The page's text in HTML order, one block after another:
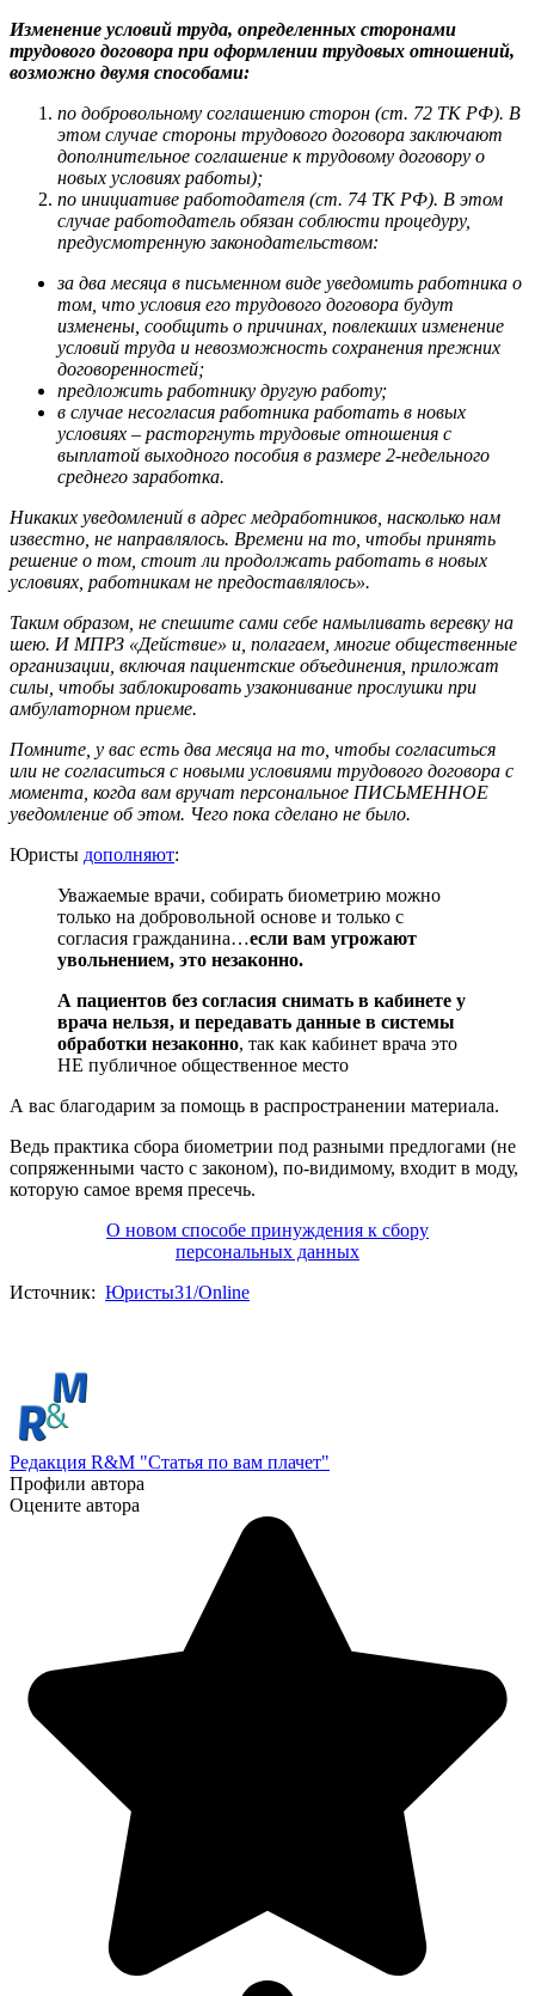
Изменение условий труда, определенных сторонами
трудового договора при оформлении трудовых отношений,
возможно двумя способами:
по добровольному соглашению сторон (ст. 72 ТК РФ). В
этом случае стороны трудового договора заключают
дополнительное соглашение к трудовому договору о
новых условиях работы);
по инициативе работодателя (ст. 74 ТК РФ). В этом
случае работодатель обязан соблюсти процедуру,
предусмотренную законодательством:
за два месяца в письменном виде уведомить работника о
том, что условия его трудового договора будут
изменены, сообщить о причинах, повлекших изменение
условий труда и невозможность сохранения прежних
договоренностей;
предложить работнику другую работу;
в случае несогласия работника работать в новых
условиях – расторгнуть трудовые отношения с
выплатой выходного пособия в размере 2-недельного
среднего заработка.
Никаких уведомлений в адрес медработников, насколько нам
известно, не направлялось. Времени на то, чтобы принять
решение о том, стоит ли продолжать работать в новых
условиях, работникам не предоставлялось».
Таким образом, не спешите сами себе намыливать веревку на
шею. И МПРЗ «Действие» и, полагаем, многие общественные
организации, включая пациентские объединения, приложат
силы, чтобы заблокировать узаконивание прослушки при
амбулаторном приеме.
Помните, у вас есть два месяца на то, чтобы согласиться
или не согласиться с новыми условиями трудового договора с
момента, когда вам вручат персональное ПИСЬМЕННОЕ
уведомление об этом. Чего пока сделано не было.
Юристы дополняют:
Уважаемые врачи, собирать биометрию можно
только на добровольной основе и только с
согласия гражданина…если вам угрожают
увольнением, это незаконно.
А пациентов без согласия снимать в кабинете у
врача нельзя, и передавать данные в системы
обработки незаконно, так как кабинет врача это
НЕ публичное общественное место
А вас благодарим за помощь в распространении материала.
Ведь практика сбора биометрии под разными предлогами (не
сопряженными часто с законом), по-видимому, входит в моду,
которую самое время пресечь.
О новом способе принуждения к сбору
персональных данных
Источник: Юристы31/Online
Редакция R&M "Статья по вам плачет"
Профили автора
Оцените автора